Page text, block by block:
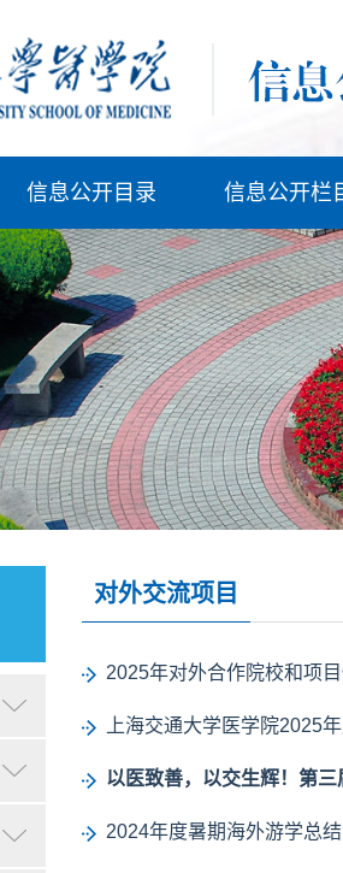
信息公开目录 信息公开栏
对外交流项目
2025年对外合作院校和项
上海交通大学医学院2025
以医致善，以交生辉！第
2024年度暑期海外游学总